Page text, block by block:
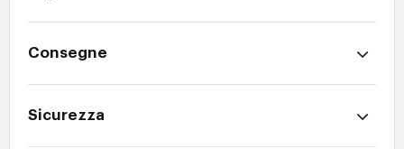
Consegne
Sicurezza